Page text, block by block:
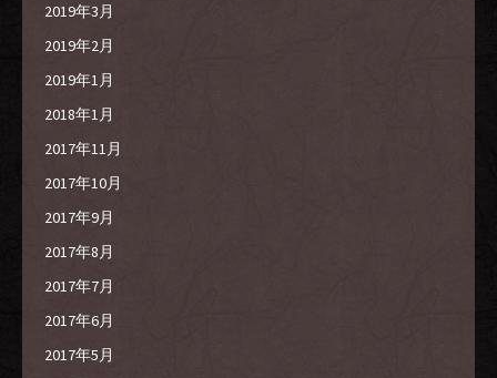
2019年3月
2019年2月
2019年1月
2018年1月
2017年11月
2017年10月
2017年9月
2017年8月
2017年7月
2017年6月
2017年5月